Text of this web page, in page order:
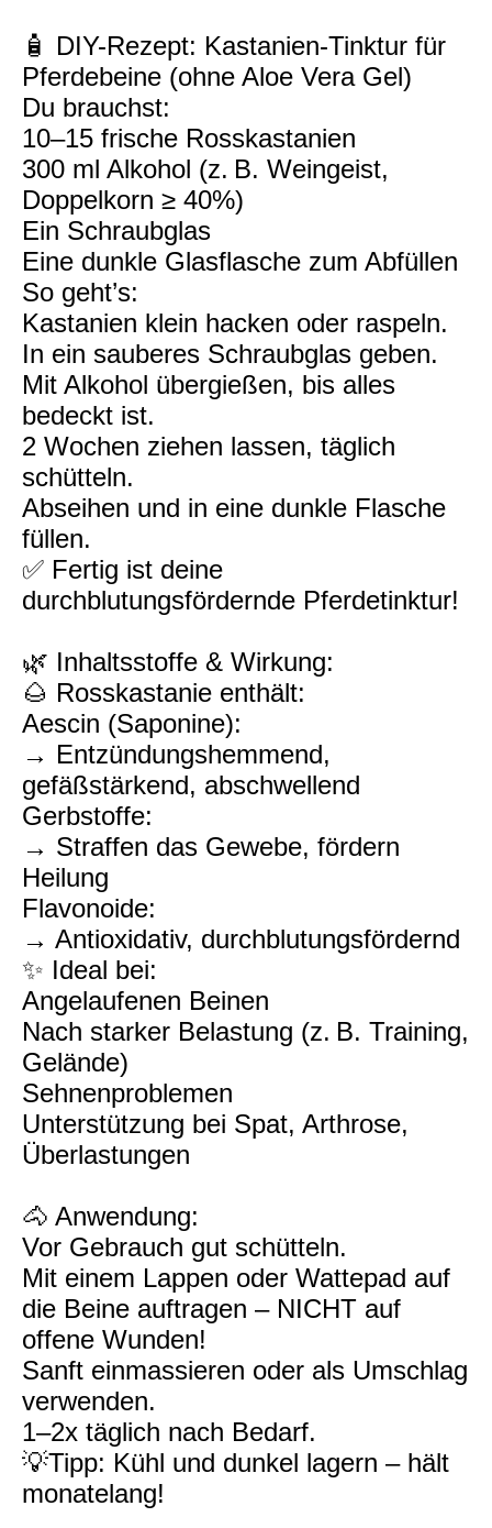
🧴 DIY-Rezept: Kastanien-Tinktur für
Pferdebeine (ohne Aloe Vera Gel)
Du brauchst:
10–15 frische Rosskastanien
300 ml Alkohol (z. B. Weingeist,
Doppelkorn ≥ 40%)
Ein Schraubglas
Eine dunkle Glasflasche zum Abfüllen
So geht’s:
Kastanien klein hacken oder raspeln.
In ein sauberes Schraubglas geben.
Mit Alkohol übergießen, bis alles
bedeckt ist.
2 Wochen ziehen lassen, täglich
schütteln.
Abseihen und in eine dunkle Flasche
füllen.
✅ Fertig ist deine
durchblutungsfördernde Pferdetinktur!
🌿 Inhaltsstoffe & Wirkung:
🌰 Rosskastanie enthält:
Aescin (Saponine):
→ Entzündungshemmend,
gefäßstärkend, abschwellend
Gerbstoffe:
→ Straffen das Gewebe, fördern
Heilung
Flavonoide:
→ Antioxidativ, durchblutungsfördernd
✨ Ideal bei:
Angelaufenen Beinen
Nach starker Belastung (z. B. Training,
Gelände)
Sehnenproblemen
Unterstützung bei Spat, Arthrose,
Überlastungen
🐴 Anwendung:
Vor Gebrauch gut schütteln.
Mit einem Lappen oder Wattepad auf
die Beine auftragen – NICHT auf
offene Wunden!
Sanft einmassieren oder als Umschlag
verwenden.
1–2x täglich nach Bedarf.
💡Tipp: Kühl und dunkel lagern – hält
monatelang!